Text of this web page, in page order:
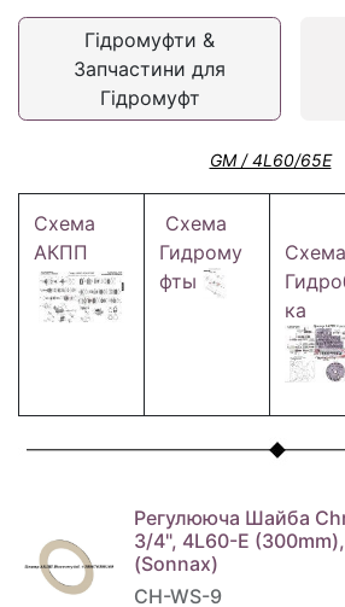
Гідромуфти &
Запчастини для
Гідромуфт
GM / 4L60/65E
Схема
АКПП
Схема
Гидрому
фты
Схема
ка
Регулююча Шайба
3/4", 4L60-E
(Sonnax)
CH-WS-9